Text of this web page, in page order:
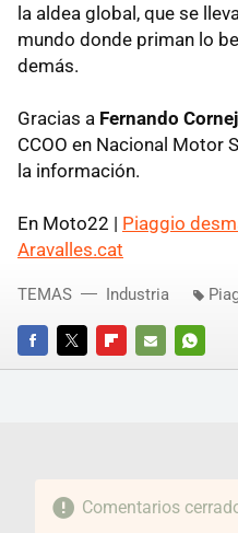
la aldea global, que se
mundo donde priman lo
demás.
Gracias a Fernando
CCOO en Nacional Motor
la información.
En Moto22 | Piaggio
Aravalles.cat
FACEBOOKTWITTERFLIPBOARD
E-
TEMAS Industria
Comentarios